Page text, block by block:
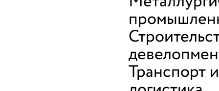
Транспорт и